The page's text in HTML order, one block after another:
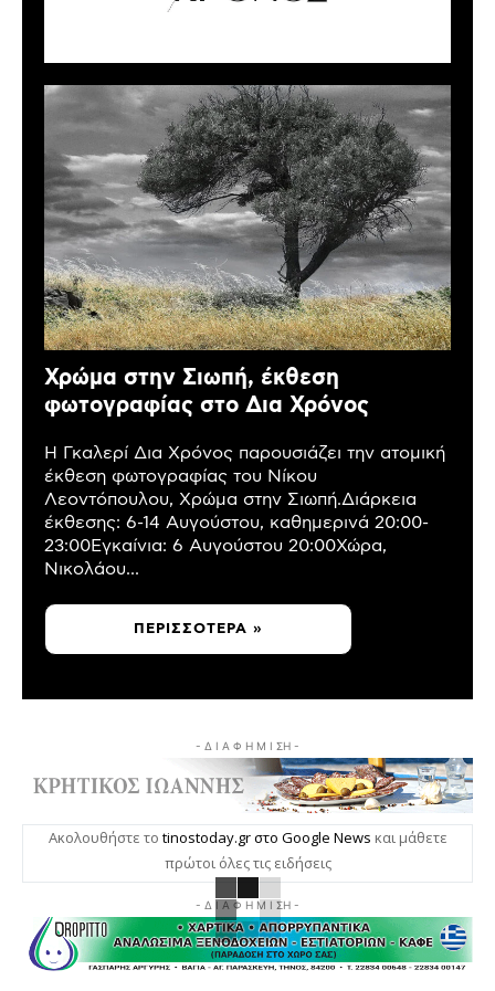
Χρώμα στην Σιωπή, έκθεση
φωτογραφίας στο Δια Χρόνος
Η Γκαλερί Δια Χρόνος παρουσιάζει την ατομική
έκθεση φωτογραφίας του Νίκου
Λεοντόπουλου, Χρώμα στην Σιωπή.Διάρκεια
έκθεσης: 6-14 Αυγούστου, καθημερινά 20:00-
23:00Εγκαίνια: 6 Αυγούστου 20:00Χώρα,
Νικολάου...
ΠΕΡΙΣΣΌΤΕΡΑ »
- Δ Ι Α Φ Η Μ Ι ΣΗ -
Ακολουθήστε το tinostoday.gr στο Google News και μάθετε
πρώτοι όλες τις ειδήσεις
- Δ Ι Α Φ Η Μ Ι ΣΗ -